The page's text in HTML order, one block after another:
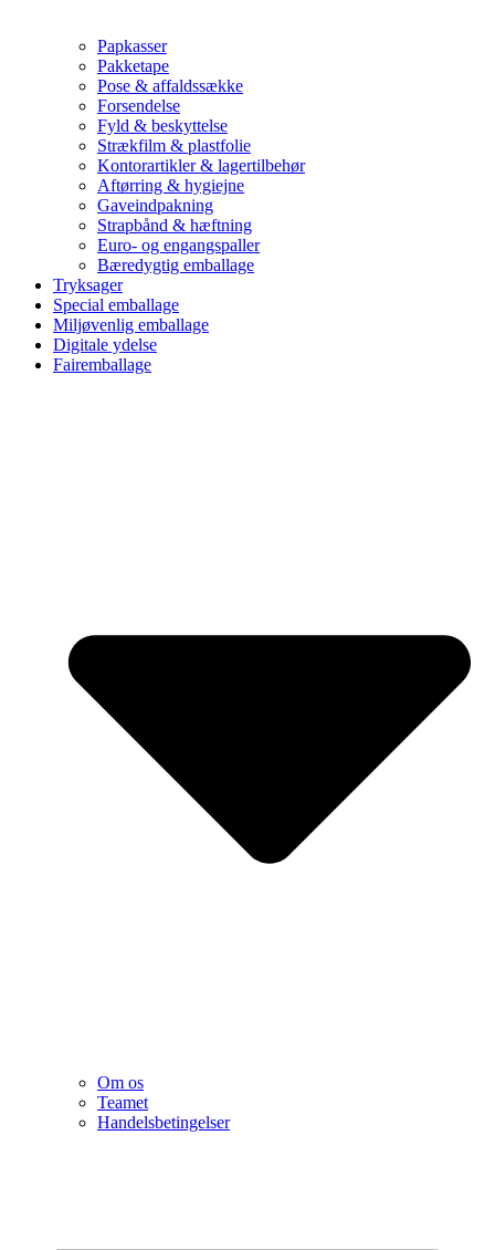
Papkasser
Pakketape
Pose & affaldssække
Forsendelse
Fyld & beskyttelse
Strækfilm & plastfolie
Kontorartikler & lagertilbehør
Aftørring & hygiejne
Gaveindpakning
Strapbånd & hæftning
Euro- og engangspaller
Bæredygtig emballage
Tryksager
Special emballage
Miljøvenlig emballage
Digitale ydelse
Fairemballage
Om os
Teamet
Handelsbetingelser